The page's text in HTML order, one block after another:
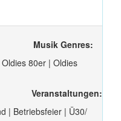
Musik Genres:
80er | Oldies
Veranstaltungen:
| Betriebsfeier | Ü30/